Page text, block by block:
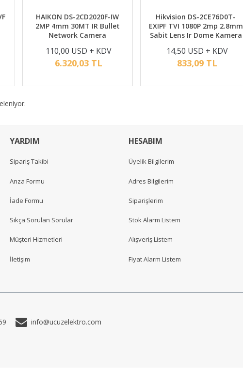
HAIKON DS-2CD2020F-IW
2MP 4mm 30MT IR Bullet
Network Camera
110,00 USD + KDV
6.320,03 TL
Hikvision DS-2CE76D0T-
EXIPF TVI 1080P 2mp 2.8mm
Sabit Lens Ir Dome Kamera
14,50 USD + KDV
833,09 TL
YARDIM
Sipariş Takibi
Arıza Formu
İade Formu
Sıkça Sorulan Sorular
Müşteri Hizmetleri
İletişim
HESABIM
Üyelik Bilgilerim
Adres Bilgilerim
Siparişlerim
Stok Alarm Listem
Alışveriş Listem
Fiyat Alarm Listem
info@ucuzelektro.com